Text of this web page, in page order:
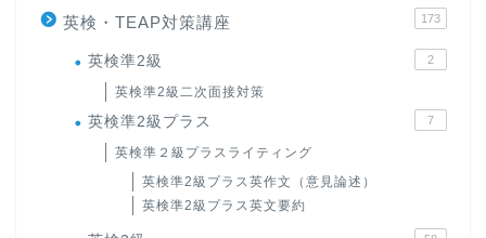
英検・TEAP対策講座 173
英検準2級 2
英検準2級二次面接対策
英検準2級プラス 7
英検準２級プラスライティング
英検準2級プラス英作文（意見論述）
英検準2級プラス英文要約